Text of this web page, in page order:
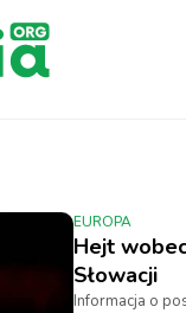
EUROPA
Hejt wobec
Słowacji
Informacja o